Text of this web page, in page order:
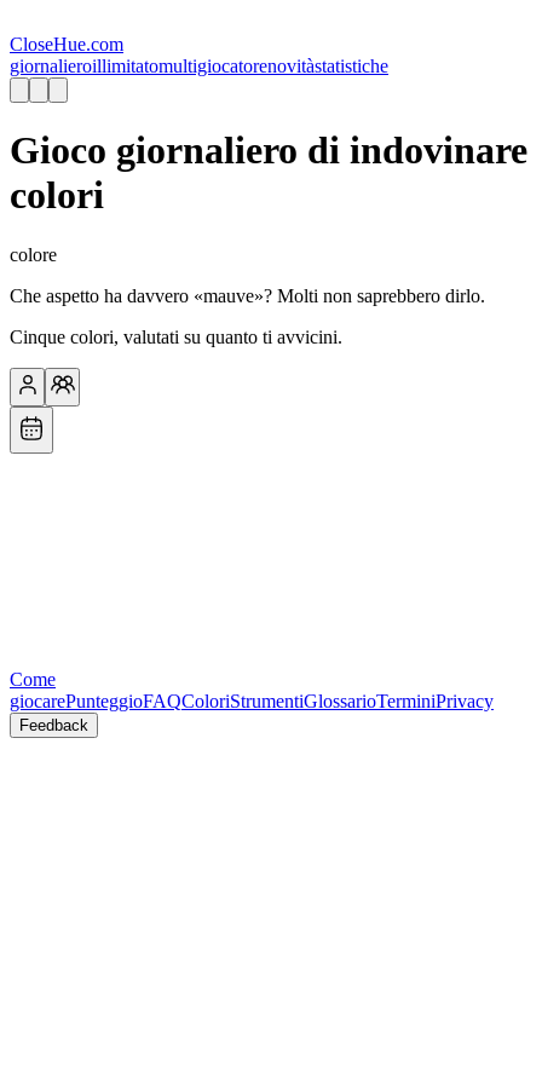
CloseHue.com
giornalieroillimitatomultigiocatorenovitàstatistiche
Gioco giornaliero di indovinare
colori
colore
Che aspetto ha davvero «mauve»? Molti non saprebbero dirlo.
Cinque colori, valutati su quanto ti avvicini.
Come
giocarePunteggioFAQColoriStrumentiGlossarioTerminiPrivacy
Feedback